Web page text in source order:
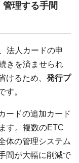
理する手間
法人カードの申
きを済ませられ
けるため、 発行プ
す。
ードの追加カード
す。複数のETC
体の管理システム
間が大幅に削減で